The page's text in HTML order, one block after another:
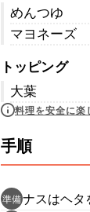
めんつゆ
マヨネーズ
トッピング
大葉
料理を安全に楽
手順
準備ナスはヘタ